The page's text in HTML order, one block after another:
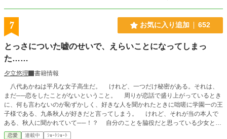
7 お気に入り追加 652
とっさについた嘘のせいで、えらいことになってしまっ
た……
夕立悠理
書籍情報
八代あかねは平凡な女子高生だ。 けれど、一つだけ秘密がある。それは、
まだ──恋をしたことがないということ。 周りが恋話で盛り上がっているとき
に、何も言わないのが恥ずかしく、好きな人を聞かれたときに咄嗟に学園一の王
子様である、九条秋人が好きだと言ってしまう。 けれど、それが当の本人で
ある、秋人に聞かれていて──！？ 自分のことを脇役だと思っている少女と、
その少女のことがめちゃくちゃ好きな王子様の攻防戦。
恋愛 連載中 ｼｮｰﾄｼｮｰﾄ